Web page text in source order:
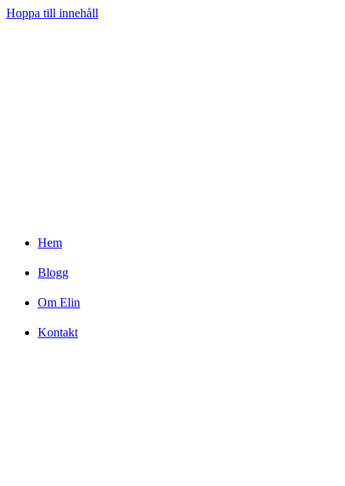
Hoppa till innehåll
Hem
Blogg
Om Elin
Kontakt